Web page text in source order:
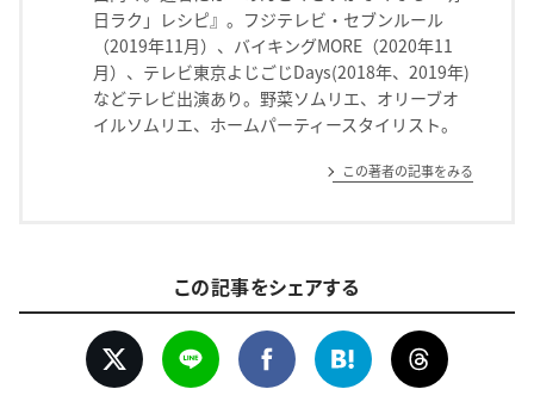
日ラク」レシピ』。フジテレビ・セブンルール
（2019年11月）、バイキングMORE（2020年11
月）、テレビ東京よじごじDays(2018年、2019年)
などテレビ出演あり。野菜ソムリエ、オリーブオ
イルソムリエ、ホームパーティースタイリスト。
この著者の記事をみる
この記事をシェアする